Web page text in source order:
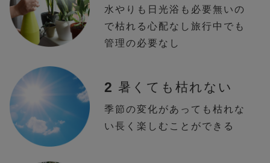
水やりも日光浴も必要無いの
で枯れる心配なし旅行中でも
管理の必要なし
2 暑くても枯れない
季節の変化があっても枯れな
い長く楽しむことができる